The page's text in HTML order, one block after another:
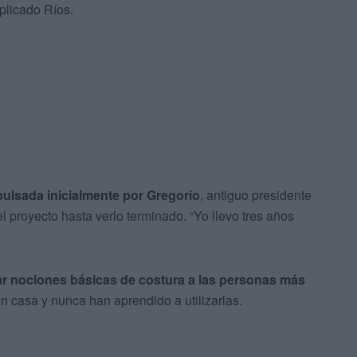
Ríos.
inicialmente por Gregorio, antiguo presidente
hasta verlo terminado. “Yo llevo tres años
nociones básicas de costura a las personas más
casa y nunca han aprendido a utilizarlas.